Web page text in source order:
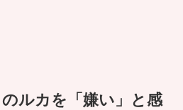
ルカを「嫌い」と感